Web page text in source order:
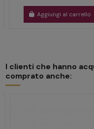
Aggiungi al carrello
I clienti che hanno
comprato anche: